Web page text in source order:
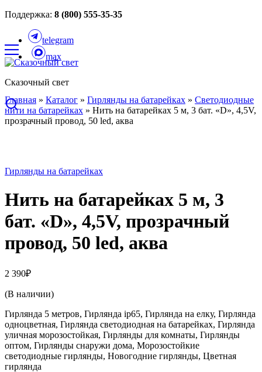
Поддержка: 8 (800) 555-35-35
telegram
max
Сказочный свет
Главная » Каталог » Гирлянды на батарейках » Светодиодные
нити на батарейках » Нить на батарейках 5 м, 3 бат. «D», 4,5V,
прозрачный провод, 50 led, аква
Гирлянды на батарейках
Нить на батарейках 5 м, 3
бат. «D», 4,5V, прозрачный
провод, 50 led, аква
2 390₽
(В наличии)
Гирлянда 5 метров, Гирлянда ip65, Гирлянда на елку, Гирлянда
одноцветная, Гирлянда светодиодная на батарейках, Гирлянда
уличная морозостойкая, Гирлянды для комнаты, Гирлянды
оптом, Гирлянды снаружи дома, Морозостойкие
светодиодные гирлянды, Новогодние гирлянды, Цветная
гирлянда